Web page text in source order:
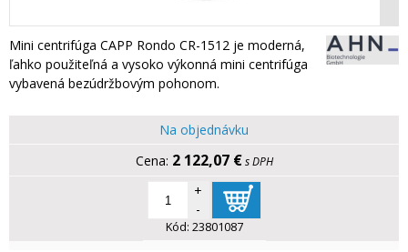
Mini centrifúga CAPP Rondo CR-1512 je moderná,
ľahko použiteľná a vysoko výkonná mini centrifúga
vybavená bezúdržbovým pohonom.
Na objednávku
2 122,07 € s DPH
+
-
Kód: 23801087